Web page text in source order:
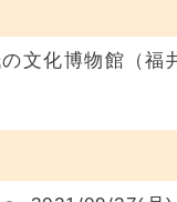
文化博物館（福